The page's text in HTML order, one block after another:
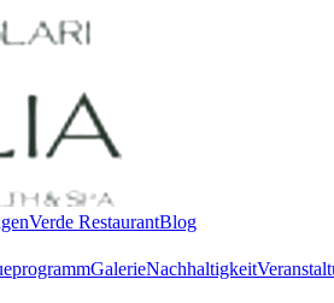
Verde RestaurantBlog
GalerieNachhaltigkeit